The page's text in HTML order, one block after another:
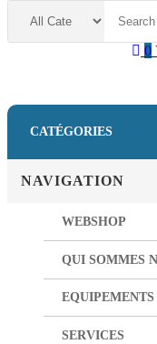
0
CATÉGORIES
NAVIGATION
WEBSHOP
QUI SOMMES
EQUIPEMENTS
SERVICES